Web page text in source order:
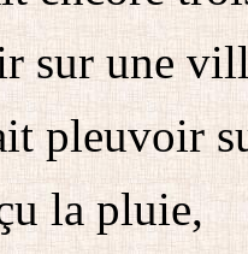
sur une
pleuvoir
la pluie,